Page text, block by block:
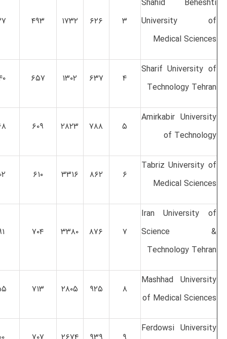
Shahid Beheshti
University of
Medical Sciences
۳ ۶۲۶ ۱۷۳۲ ۴۹۳
Sharif University of
Technology Tehran
۴ ۶۳۷ ۱۳۰۲ ۶۵۷
Amirkabir University
of Technology
۵ ۷۸۸ ۲۸۲۳ ۶۰۹
Tabriz University of
Medical Sciences
۶ ۸۶۲ ۳۳۱۶ ۶۱۰
Iran University of
Science &
Technology Tehran
۷ ۸۷۶ ۳۳۸۰ ۷۰۴
Mashhad University
of Medical Sciences
۸ ۹۲۵ ۲۸۰۵ ۷۱۳
Ferdowsi University